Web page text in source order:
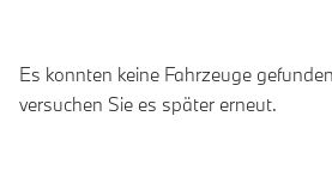
Es konnten keine Fahrzeuge
versuchen Sie es später erneut.